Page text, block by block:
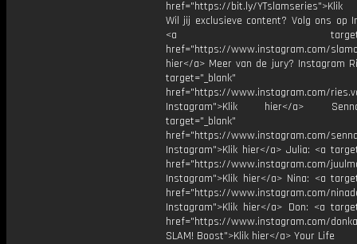
href="https://bit.ly/
Wil jij exclusieve content? Volg ons op
<a
href="https://www.instagram.com/
hier</a> Meer van de jury? Instagram
target="_blank"
href="https://www.instagram.com/
Instagram">Klik hier</a>
target="_blank"
href="https://www.instagram.com/
Instagram">Klik hier</a> Julia: <a
href="https://www.instagram.com/
Instagram">Klik hier</a> Nina: <a
href="https://www.instagram.com/
Instagram">Klik hier</a> Don: <a
href="https://www.instagram.com/
SLAM! Boost">Klik hier</a> Your Life